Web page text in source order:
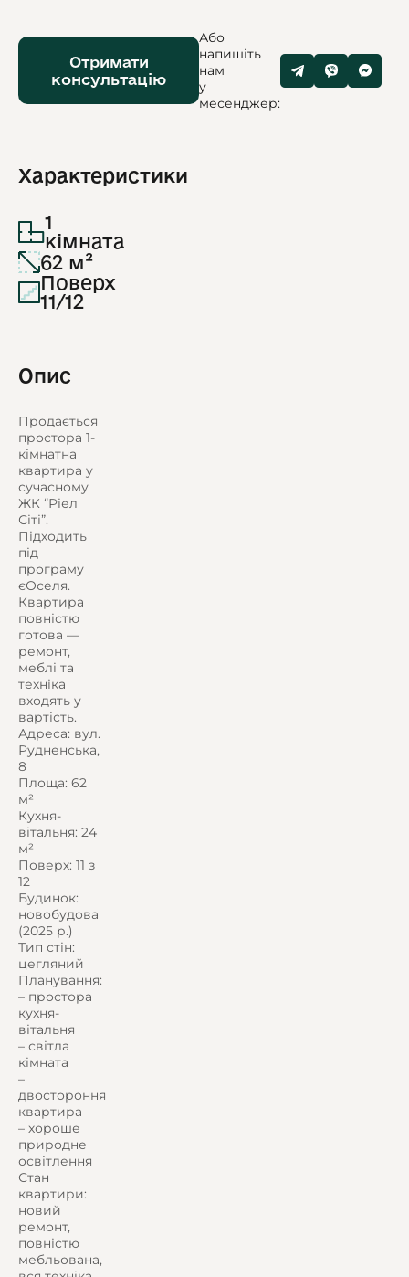
Отримати
консультацію
Або
напишіть
нам
у
месенджер:
Характеристики
1
кімната
62 м²
Поверх
11/12
Опис
Продається
простора 1-
кімнатна
квартира у
сучасному
ЖК “Ріел
Сіті”.
Підходить
під
програму
єОселя.
Квартира
повністю
готова —
ремонт,
меблі та
техніка
входять у
вартість.
Адреса: вул.
Рудненська,
8
Площа: 62
м²
Кухня-
вітальня: 24
м²
Поверх: 11 з
12
Будинок:
новобудова
(2025 р.)
Тип стін:
цегляний
Планування:
– простора
кухня-
вітальня
– світла
кімната
–
двостороння
квартира
– хороше
природне
освітлення
Стан
квартири:
новий
ремонт,
повністю
мебльована,